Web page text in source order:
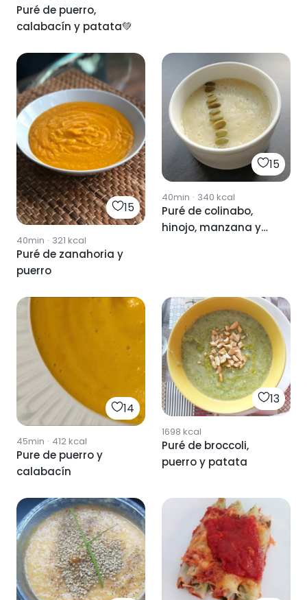
Puré de puerro,
calabacín y patata💚
15
40min · 321 kcal
Puré de zanahoria y
puerro
15
40min · 340 kcal
Puré de colinabo,
hinojo, manzana y
14
45min · 412kcal
Pure de puerro y
calabacín
13
1698 kcal
Puré de broccoli,
puerro y patata